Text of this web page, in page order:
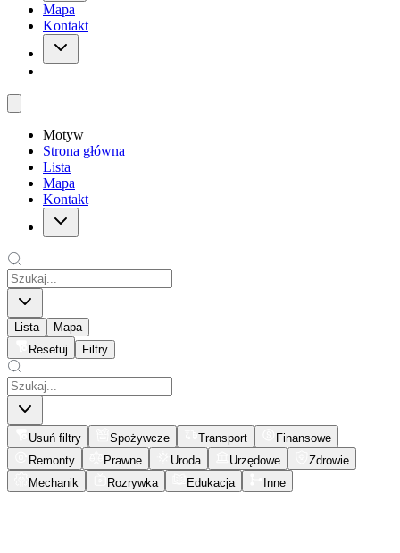
Mapa
Kontakt
Motyw
Strona główna
Lista
Mapa
Kontakt
Lista
Mapa
Resetuj
Filtry
Usuń filtry Spożywcze Transport
Finansowe
Remonty
Prawne Uroda Urzędowe
Zdrowie
Mechanik
Rozrywka Edukacja Inne